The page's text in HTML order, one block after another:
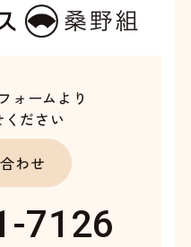
ォームより
ださい
わせ
7126